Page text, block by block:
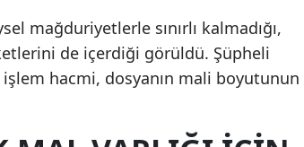
mağduriyetlerle sınırlı kalmadığı,
de içerdiği görüldü. Şüpheli
hacmi, dosyanın mali boyutunun